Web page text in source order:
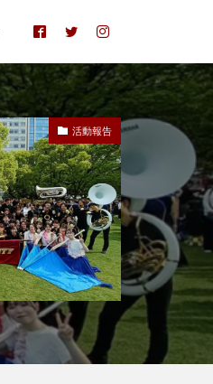
活動報告